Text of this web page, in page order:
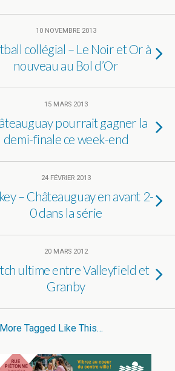
10 NOVEMBRE 2013
collégial – Le Noir et Or à
nouveau au Bol d’Or
15 MARS 2013
pourrait gagner la
demi-finale ce week-end
24 FÉVRIER 2013
– Châteauguay en avant 2-
0 dans la série
20 MARS 2012
ultime entre Valleyfield et
Granby
Tagged Like This…